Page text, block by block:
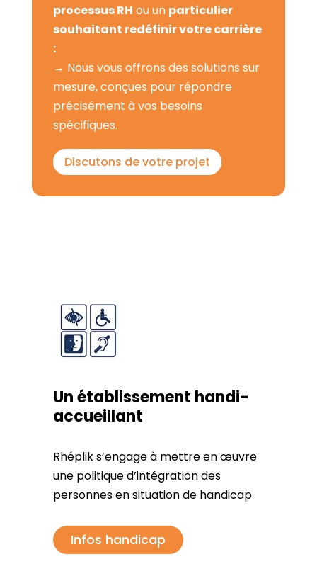
processus RH ou un particulier
souhaitant redéfinir votre carrière
:
→ Nous vous offrons des solutions sur
mesure, conçues pour répondre
précisément à vos besoins
spécifiques.
Discutons de votre projet
Un établissement handi-
accueillant
Rhéplik s’engage à mettre en œuvre
une politique d’intégration des
personnes en situation de handicap
Infos handicap